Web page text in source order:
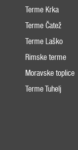
Terme Krka
Terme Čatež
Terme Laško
Rimske terme
Moravske toplice
Terme Tuhelj